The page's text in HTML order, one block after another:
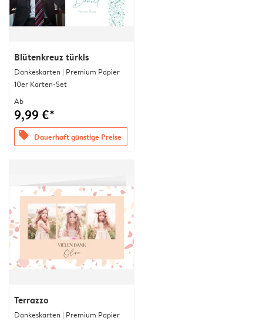
Blütenkreuz türkis
Dankeskarten | Premium Papier
10er Karten-Set
Ab
9,99 €*
offers Dauerhaft günstige Preise
Terrazzo
Dankeskarten | Premium Papier